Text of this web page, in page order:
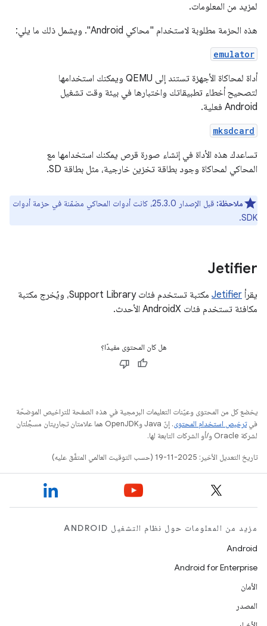
لمزيد من المعلومات.
هذه الحزمة مطلوبة لاستخدام "محاكي Android". ويشمل ذلك ما يلي:
emulator
أداة لمحاكاة الأجهزة تستند إلى QEMU ويمكنك استخدامها
لتصحيح أخطاء تطبيقاتك واختبارها في بيئة وقت تشغيل
Android فعلية.
mksdcard
تساعدك هذه الأداة في إنشاء صورة قرص يمكنك استخدامها مع
المحاكي لمحاكاة وجود بطاقة تخزين خارجية، مثل بطاقة SD.
ملاحظة:
قبل الإصدار 25.3.0، كانت أدوات المحاكي مضمّنة في حزمة أدوات
SDK.
Jetifier
يقرأ Jetifier
مكتبة تستخدم فئات Support Library، ويُخرج مكتبة
مكافئة تستخدم فئات AndroidX الأحدث.
هل كان المحتوى مفيدًا؟
يخضع كل من المحتوى وعيّنات التعليمات البرمجية في هذه الصفحة للتراخيص الموضحّة
فيترخيص استخدام المحتوى
. إنّ Java وOpenJDK هما علامتان تجاريتان مسجَّلتان
لشركة Oracle و/أو الشركات التابعة لها.
تاريخ التعديل الأخير: 2025-11-19 (حسب التوقيت العالمي المتفَّق عليه)
مزيد من المعلومات حول نظام التشغيل ANDROID
Android
Android for Enterprise
الأمان
المصدر